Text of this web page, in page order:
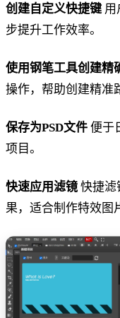
创建自定义快捷键用
步提升工作效率。
使用钢笔工具创建精
操作，帮助创建精准
保存为PSD文件 便于
项目。
快速应用滤镜 快捷滤
果，适合制作特效图